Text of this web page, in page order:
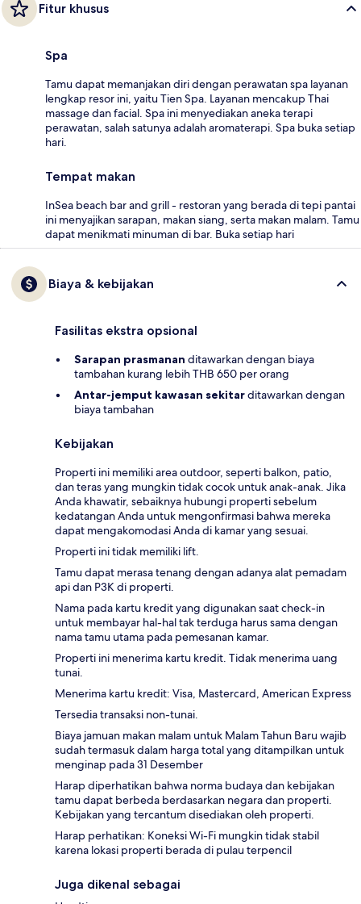
Fitur khusus
Spa
Tamu dapat memanjakan diri dengan perawatan spa layanan
lengkap resor ini, yaitu Tien Spa. Layanan mencakup Thai
massage dan facial. Spa ini menyediakan aneka terapi
perawatan, salah satunya adalah aromaterapi. Spa buka setiap
hari.
Tempat makan
InSea beach bar and grill - restoran yang berada di tepi pantai
ini menyajikan sarapan, makan siang, serta makan malam. Tamu
dapat menikmati minuman di bar. Buka setiap hari
Biaya & kebijakan
Fasilitas ekstra opsional
Sarapan prasmanan ditawarkan dengan biaya
tambahan kurang lebih THB 650 per orang
Antar-jemput kawasan sekitarditawarkan dengan
biaya tambahan
Kebijakan
Properti ini memiliki area outdoor, seperti balkon, patio,
dan teras yang mungkin tidak cocok untuk anak-anak. Jika
Anda khawatir, sebaiknya hubungi properti sebelum
kedatangan Anda untuk mengonfirmasi bahwa mereka
dapat mengakomodasi Anda di kamar yang sesuai.
Properti ini tidak memiliki lift.
Tamu dapat merasa tenang dengan adanya alat pemadam
api dan P3K di properti.
Nama pada kartu kredit yang digunakan saat check-in
untuk membayar hal-hal tak terduga harus sama dengan
nama tamu utama pada pemesanan kamar.
Properti ini menerima kartu kredit. Tidak menerima uang
tunai.
Menerima kartu kredit: Visa, Mastercard, American Express
Tersedia transaksi non-tunai.
Biaya jamuan makan malam untuk Malam Tahun Baru wajib
sudah termasuk dalam harga total yang ditampilkan untuk
menginap pada 31 Desember
Harap diperhatikan bahwa norma budaya dan kebijakan
tamu dapat berbeda berdasarkan negara dan properti.
Kebijakan yang tercantum disediakan oleh properti.
Harap perhatikan: Koneksi Wi-Fi mungkin tidak stabil
karena lokasi properti berada di pulau terpencil
Juga dikenal sebagai